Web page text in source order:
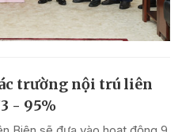
trường nội trú liên
- 95%